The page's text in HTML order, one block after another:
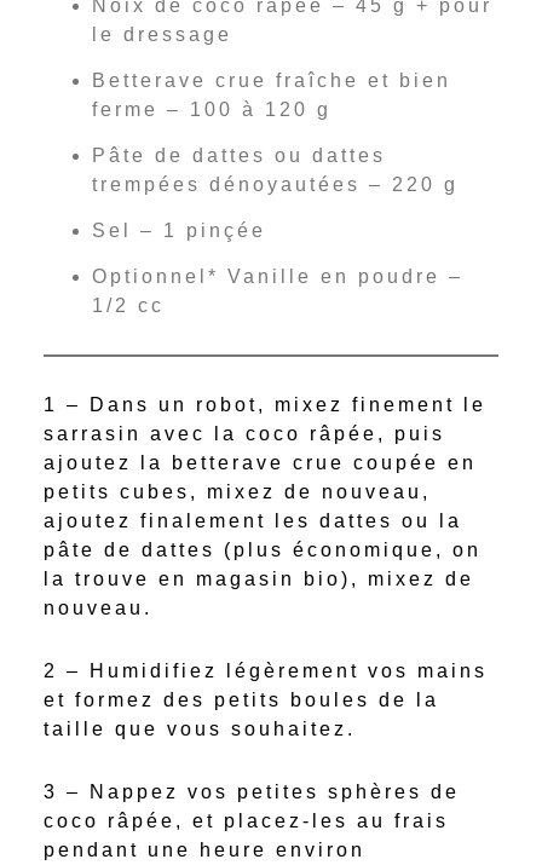
Noix de coco râpée – 45 g + pour
le dressage
Betterave crue fraîche et bien
ferme – 100 à 120 g
Pâte de dattes ou dattes
trempées dénoyautées – 220 g
Sel – 1 pinçée
Optionnel* Vanille en poudre –
1/2 cc
1 – Dans un robot, mixez finement le
sarrasin avec la coco râpée, puis
ajoutez la betterave crue coupée en
petits cubes, mixez de nouveau,
ajoutez finalement les dattes ou la
pâte de dattes (plus économique, on
la trouve en magasin bio), mixez de
nouveau.
2 – Humidifiez légèrement vos mains
et formez des petits boules de la
taille que vous souhaitez.
3 – Nappez vos petites sphères de
coco râpée, et placez-les au frais
pendant une heure environ